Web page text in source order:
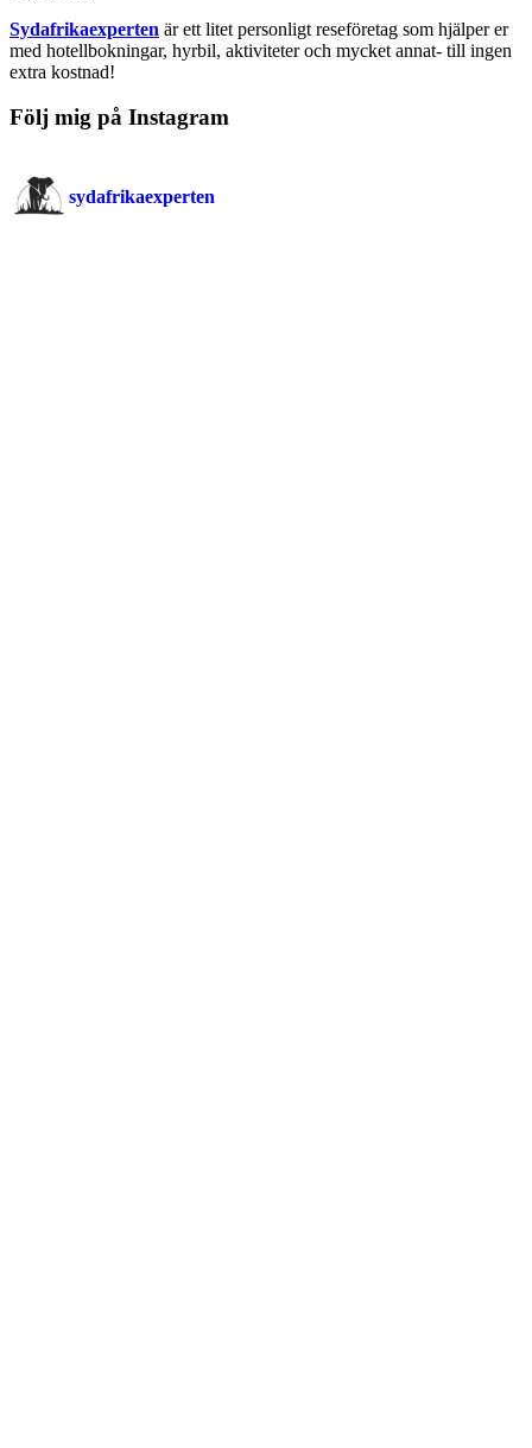
Sydafrikaexperten är ett litet personligt reseföretag som hjälper er
med hotellbokningar, hyrbil, aktiviteter och mycket annat- till ingen
extra kostnad!
Följ mig på Instagram
sydafrikaexperten